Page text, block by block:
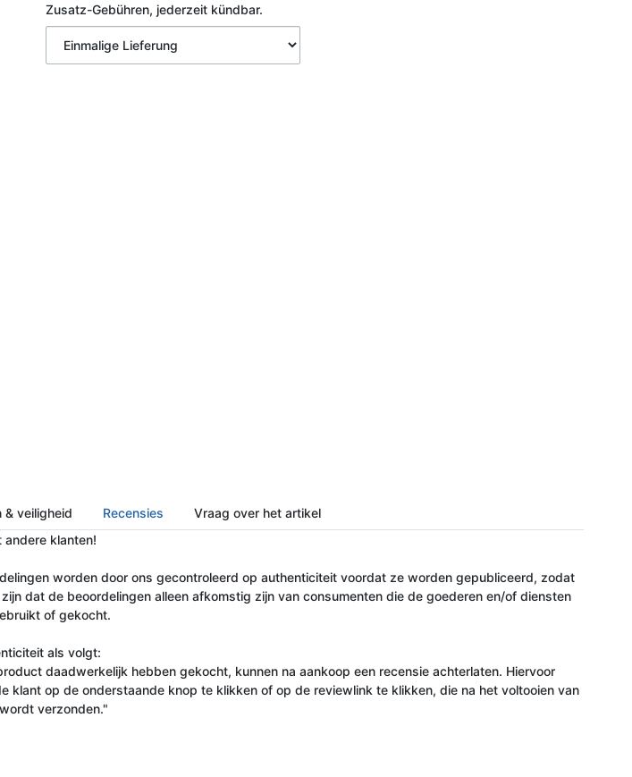
Zusatz-Gebühren, jederzeit kündbar.
& veiligheid Recensies
Vraag over het artikel
andere klanten!
worden door ons gecontroleerd op authenticiteit voordat ze worden gepubliceerd, zodat
dat de beoordelingen alleen afkomstig zijn van consumenten die de goederen en/of diensten
of gekocht.
als volgt:
daadwerkelijk hebben gekocht, kunnen na aankoop een recensie achterlaten. Hiervoor
klant op de onderstaande knop te klikken of op de reviewlink te klikken, die na het voltooien van
verzonden."